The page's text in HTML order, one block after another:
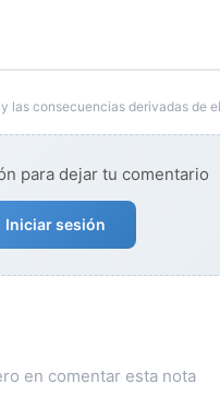
consecuencias derivadas de
para dejar tu comentario
Iniciar sesión
en comentar esta nota